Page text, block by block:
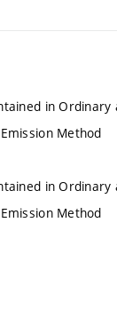
in
Method
in
Method